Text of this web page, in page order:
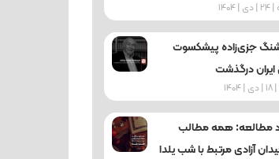
جزی‌زاده پیشکسوت
ایران درگذشت
مطالعه: همه مطالب
آزادی مرتبط با شب یلدا